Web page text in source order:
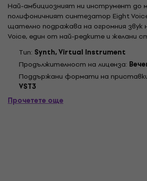
Най-амбициозният ни инструмент до
полифоничният синтезатор Eight
щателно подражава на огромния звук
Voice, един от най-редките и желани
инструменти в света. Предхождайки
микропроцесорно управление,
гласови модула с двоен осцилатор
Tип: Synth, Virtual Instrument
Продължителност на лиценза:
Поддържани формати на
VST3
Прочетете още